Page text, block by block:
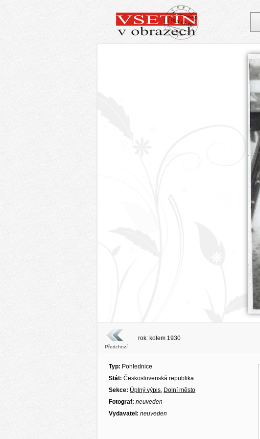
Předchozí
rok: kolem 1930
Typ: Pohlednice
Stát: Československá republika
Sekce: Úplný výpis, Dolní město
Fotograf: neuveden
Vydavatel: neuveden